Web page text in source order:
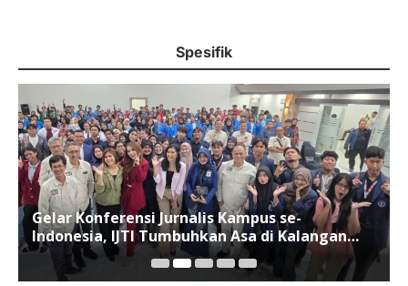
Spesifik
Gelar Konferensi Jurnalis Kampus se-
Indonesia, IJTI Tumbuhkan Asa di Kalangan
Jurnalis Muda di Era Disruspi Digital